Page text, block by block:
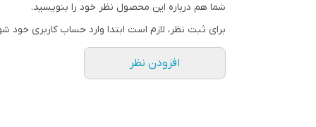
شما هم درباره این محصول نظر خود را بنویسید.
برای ثبت نظر، لازم است ابتدا وارد حساب کاربری خود
افزودن نظر